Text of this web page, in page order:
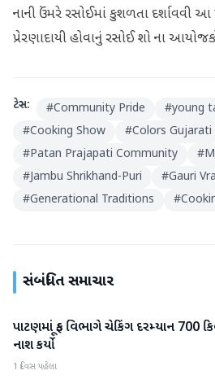
નાની ઉંમરે રસોઈમાં કુશળતા દર્શાવવી
પ્રેરણાદાયી હોવાનું રસોઈ શો ના
ટેગ્સ: #Community Pride #young
#Cooking Show #Colors Gujarati
#Patan Prajapati Community #
#Jambu Shrikhand-Puri #Gauri
#Generational Traditions #
સંબંધિત સમાચાર
પાટણ
પાટણમાં ફૂડ વિભાગે ચેકિંગ દરમ્યાન 700
નાશ કર્યો
1 દિવસ પહેલા